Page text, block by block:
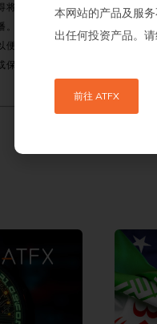
其作为此类信息依据。您应在
虽然我们并未特别限制于我们
采取一切合理措施，防止利益
证，并且对于接收者使用它的
本网站的产品及服
出任何投资产品。
前往 ATFX